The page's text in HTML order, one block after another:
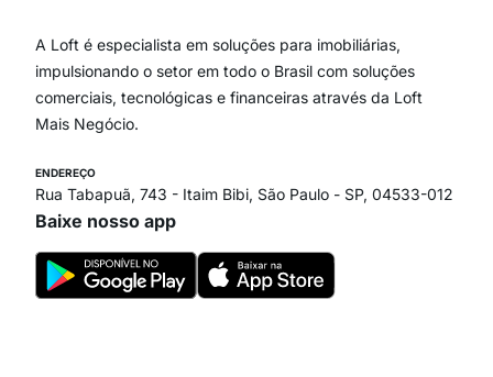
Paraíso
Itaim Bibi
A Loft é especialista em soluções para imobiliárias,
impulsionando o setor em todo o Brasil com soluções
comerciais, tecnológicas e financeiras através da Loft
Mais Negócio.
ENDEREÇO
Rua Tabapuã, 743 - Itaim Bibi, São Paulo - SP, 04533-012
Baixe nosso app